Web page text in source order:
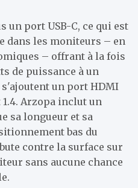
un port USB-C, ce qui est
dans les moniteurs – en
– offrant à la fois
de puissance à un
un port HDMI
Arzopa inclut un
sa longueur et sa
bas du
contre la surface sur
sans aucune chance